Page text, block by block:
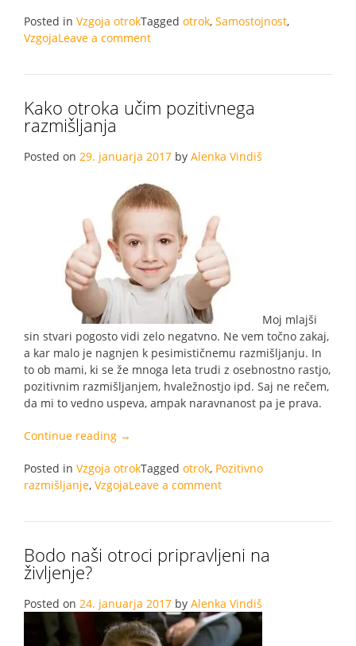
ki
ne
in
samostojen”
Posted in Vzgoja otrokTagged otrok, Samostojnost,
VzgojaLeave a comment
Kako otroka učim pozitivnega
razmišljanja
Posted on 29. januarja 2017 by Alenka Vindiš
Moj mlajši
sin stvari pogosto vidi zelo negatvno. Ne vem točno zakaj,
a kar malo je nagnjen k pesimističnemu razmišljanju. In
to ob mami, ki se že mnoga leta trudi z osebnostno rastjo,
pozitivnim razmišljanjem, hvaležnostjo ipd. Saj ne rečem,
da mi to vedno uspeva, ampak naravnanost pa je prava.
Continue reading “Kako
učim
pozitivnega
→
Posted in Vzgoja otrokTagged otrok, Pozitivno
razmišljanje, VzgojaLeave a comment
Bodo naši otroci pripravljeni na
življenje?
Posted on 24. januarja 2017 by Alenka Vindiš